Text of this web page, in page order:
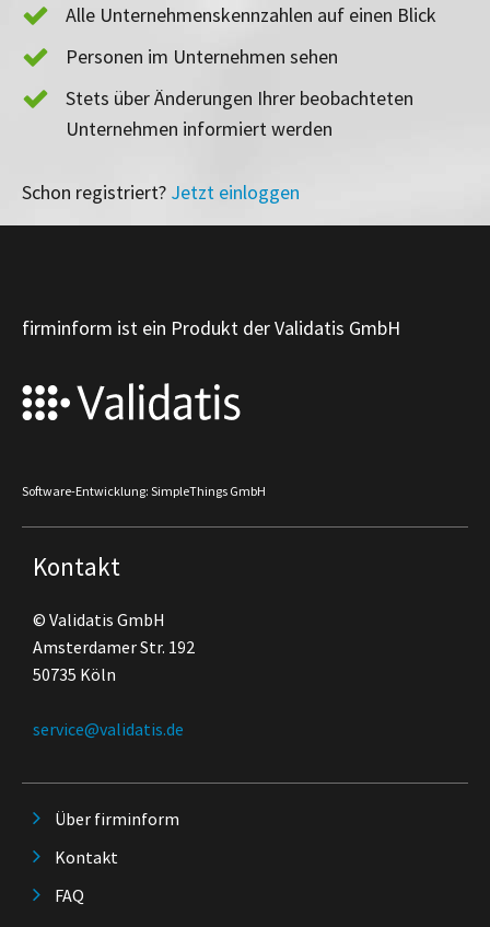
Alle Unternehmenskennzahlen auf einen Blick
Personen im Unternehmen sehen
Stets über Änderungen Ihrer beobachteten
Unternehmen informiert werden
Schon registriert? Jetzt einloggen
firminform ist ein Produkt der Validatis GmbH
Software-Entwicklung: SimpleThings GmbH
Kontakt
© Validatis GmbH
Amsterdamer Str. 192
50735 Köln
service@validatis.de
Über firminform
Kontakt
FAQ